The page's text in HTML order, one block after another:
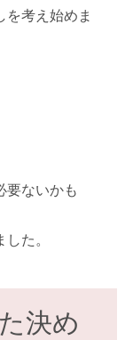
考え始めま
要ないかも
た。
決め